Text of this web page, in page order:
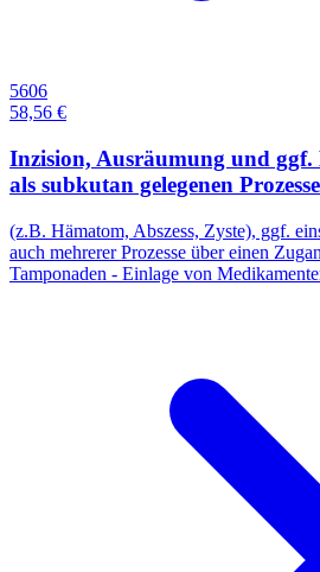
5606
58,56 €
Inzision, Ausräumung und ggf.
als subkutan gelegenen
(z.B. Hämatom, Abszess, Zyste), ggf.
auch mehrerer Prozesse über einen
Tamponaden - Einlage von